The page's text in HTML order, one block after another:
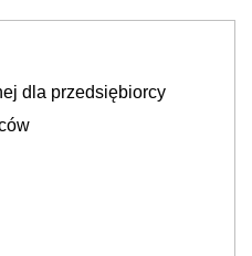
dla przedsiębiorcy